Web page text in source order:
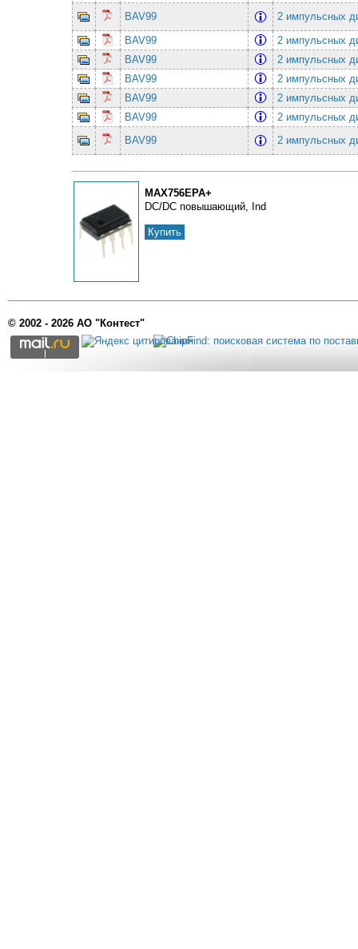
BAV99
2 импульсных
BAV99
2 импульсных
BAV99
2 импульсных
BAV99
2 импульсных
BAV99
2 импульсных
BAV99
2 импульсных
BAV99
2 импульсных
MAX756EPA+
DC/DC повышающий, Ind
Купить
© 2002 - 2026 АО "Контест"